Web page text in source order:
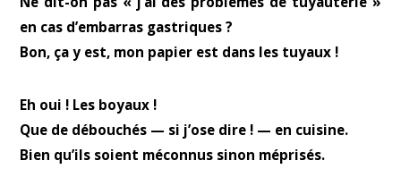
en cas d’embarras gastriques ?
Bon, ça y est, mon papier est dans les tuyaux !
Eh oui ! Les boyaux !
Que de débouchés — si j’ose dire ! — en cuisine.
Bien qu’ils soient méconnus sinon méprisés.